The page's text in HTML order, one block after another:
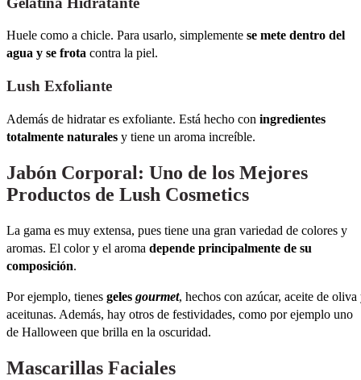
Huele como a chicle. Para usarlo, simplemente se mete dentro del
agua y se frota contra la piel.
Lush Exfoliante
Además de hidratar es exfoliante. Está hecho con ingredientes
totalmente naturales y tiene un aroma increíble.
Jabón Corporal: Uno de los Mejores
Productos de Lush Cosmetics
La gama es muy extensa, pues tiene una gran variedad de colores y
aromas. El color y el aroma depende principalmente de su
composición.
Por ejemplo, tienes geles gourmet, hechos con azúcar, aceite de oliva
aceitunas. Además, hay otros de festividades, como por ejemplo uno
de Halloween que brilla en la oscuridad.
Mascarillas Faciales